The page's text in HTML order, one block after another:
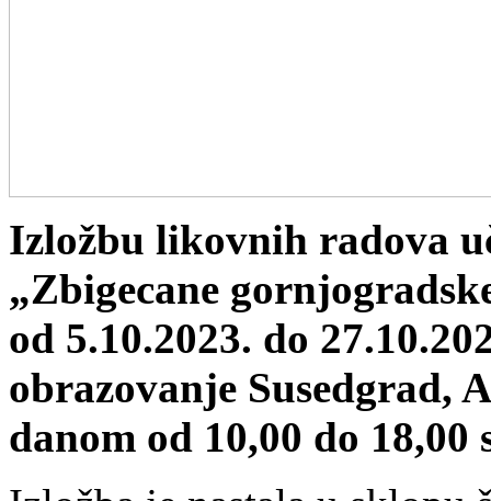
Izložbu likovnih radova
„Zbigecane
od 5.10.2023. do
obrazovanje Susedgrad,
danom od 10,00 do